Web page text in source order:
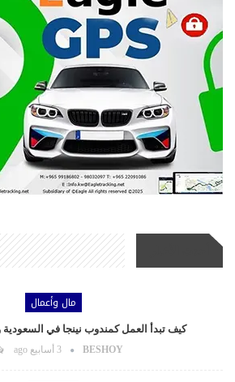
مال وأعمال
كيف تبدأ العمل كمندوب نينجا في
BESHOY 3 أسابيع ago